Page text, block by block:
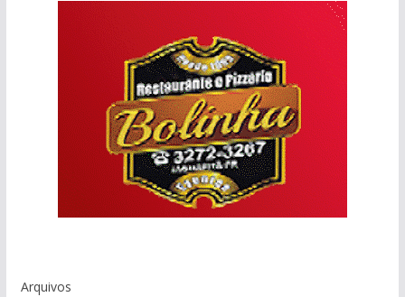
Arquivos